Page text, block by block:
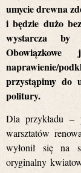
umycie drewna
i będzie dużo
wystarcza by
naprawienie/
przystąpimy do
politury.
Dla przykładu –
warsztatów
wyłonił się na
oryginalny